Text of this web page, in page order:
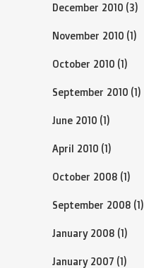
December 2010 (3)
November 2010 (1)
October 2010 (1)
September 2010 (1)
June 2010 (1)
April 2010 (1)
October 2008 (1)
September 2008 (1)
January 2008 (1)
January 2007 (1)